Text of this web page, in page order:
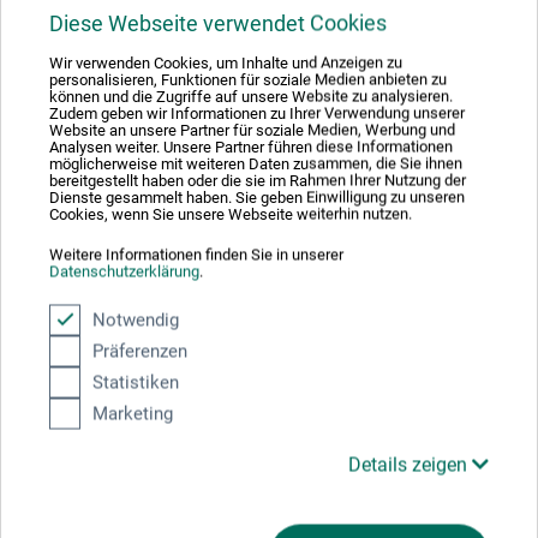
Diese Webseite verwendet Cookies
Wir verwenden Cookies, um Inhalte und Anzeigen zu
personalisieren, Funktionen für soziale Medien anbieten zu
können und die Zugriffe auf unsere Website zu analysieren.
Zudem geben wir Informationen zu Ihrer Verwendung unserer
Website an unsere Partner für soziale Medien, Werbung und
Analysen weiter. Unsere Partner führen diese Informationen
möglicherweise mit weiteren Daten zusammen, die Sie ihnen
bereitgestellt haben oder die sie im Rahmen Ihrer Nutzung der
Dienste gesammelt haben. Sie geben Einwilligung zu unseren
Cookies, wenn Sie unsere Webseite weiterhin nutzen.
Weitere Informationen finden Sie in unserer
Datenschutzerklärung.
Notwendig
Präferenzen
Statistiken
Marketing
Details zeigen
Gewerkenstr. 2
58456 Witten
DEUTSCHLAND
pm@boesner.com
Kunden kauften auch